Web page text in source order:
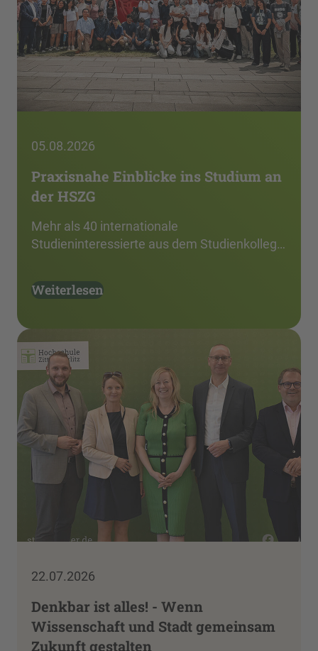
05.08.2026
Praxisnahe Einblicke ins Studium an
der HSZG
Mehr als 40 internationale
Studieninteressierte aus dem Studienkolleg…
Weiterlesen
22.07.2026
Denkbar ist alles! - Wenn
Wissenschaft und Stadt gemeinsam
Zukunft gestalten